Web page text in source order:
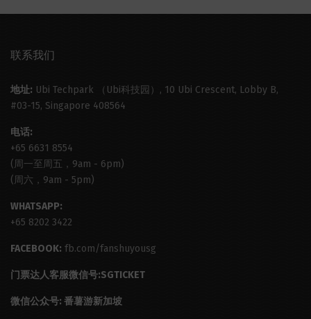
联系我们
地址: Ubi Techpark （Ubi科技园）, 10 Ubi Crescent, Lobby B,
#03-15, Singapore 408564
电话:
+65 6631 8554
(周一至周五，9am - 6pm)
(周六，9am - 5pm)
WHATSAPP:
+65 8202 3422
FACEBOOK: fb.com/fanshuyousg
门票达人客服微信号:SGTICKET
微信公众号: 番薯游新加坡